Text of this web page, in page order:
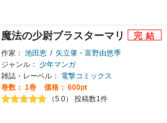
魔法の少尉ブラスターマリ
作家： 池田恵 / 矢立肇・富野由悠季
ジャンル：
少年マンガ
雑誌・レーベル：
電撃コミックス
巻数： 1巻
価格： 600pt
（5.0） 投稿数1件